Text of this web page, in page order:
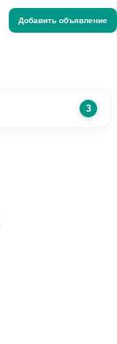
Добавить объявление
3